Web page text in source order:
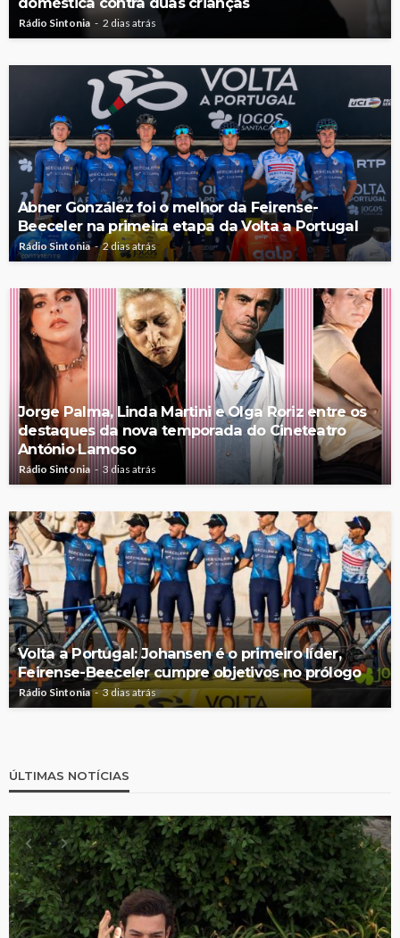
Rádio Sintonia 2 dias atrás
Abner González foi o melhor da Feirense-
Beeceler na primeira etapa da Volta a Portugal
Rádio Sintonia 2 dias atrás
Jorge Palma, Linda Martini e Olga Roriz entre os
destaques da nova temporada do Cineteatro
António Lamoso
Rádio Sintonia 3 dias atrás
Volta a Portugal: Johansen é o primeiro líder,
Feirense-Beeceler cumpre objetivos no prólogo
Rádio Sintonia 3 dias atrás
ÚLTIMAS NOTÍCIAS